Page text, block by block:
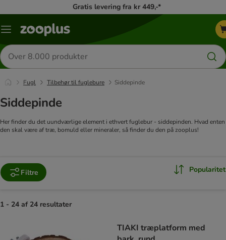
Gratis levering fra kr 449,-*
Menu
Søg
efter
produkter
Fugl Tilbehør til fuglebure Siddepinde
Siddepinde
Her finder du det uundværlige element i ethvert fuglebur - siddepinden. Hvad enten
den skal være af træ, bomuld eller mineraler, så finder du den på zooplus!
Filtre Popularitet
1 - 24 af 24 resultater
TIAKI træplatform med